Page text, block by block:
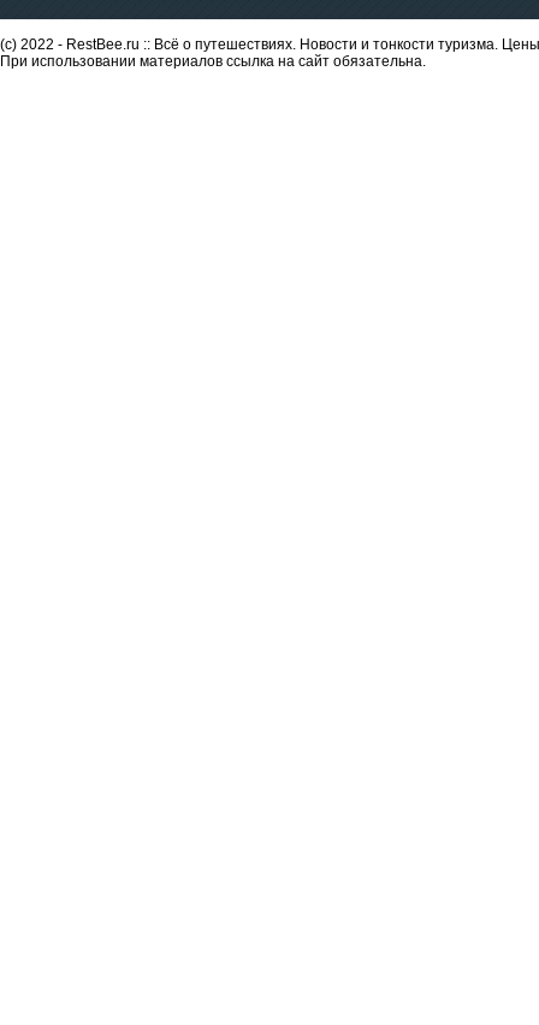
(c) 2022 - RestBee.ru :: Всё о путешествиях. Новости и тонкости туризма.
При использовании материалов ссылка на сайт обязательна.